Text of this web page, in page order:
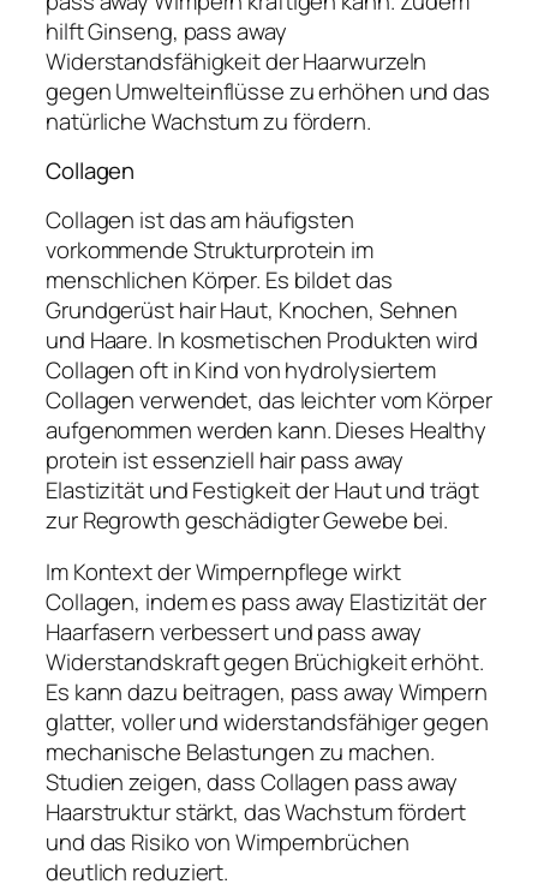
hilft Ginseng, pass away
Widerstandsfähigkeit der Haarwurzeln
gegen Umwelteinflüsse zu erhöhen und das
natürliche Wachstum zu fördern.
Collagen
Collagen ist das am häufigsten
vorkommende Strukturprotein im
menschlichen Körper. Es bildet das
Grundgerüst hair Haut, Knochen, Sehnen
und Haare. In kosmetischen Produkten wird
Collagen oft in Kind von hydrolysiertem
Collagen verwendet, das leichter vom Körper
aufgenommen werden kann. Dieses Healthy
protein ist essenziell hair pass away
Elastizität und Festigkeit der Haut und trägt
zur Regrowth geschädigter Gewebe bei.
Im Kontext der Wimpernpflege wirkt
Collagen, indem es pass away Elastizität der
Haarfasern verbessert und pass away
Widerstandskraft gegen Brüchigkeit erhöht.
Es kann dazu beitragen, pass away Wimpern
glatter, voller und widerstandsfähiger gegen
mechanische Belastungen zu machen.
Studien zeigen, dass Collagen pass away
Haarstruktur stärkt, das Wachstum fördert
und das Risiko von Wimpernbrüchen
deutlich reduziert.